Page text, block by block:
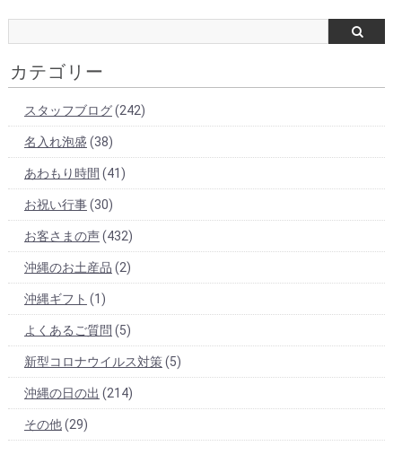
カテゴリー
スタッフブログ(242)
名入れ泡盛 (38)
あわもり時間 (41)
お祝い行事(30)
お客さまの声(432)
沖縄のお土産品 (2)
沖縄ギフト (1)
よくあるご質問 (5)
新型コロナウイルス対策(5)
沖縄の日の出 (214)
その他(29)